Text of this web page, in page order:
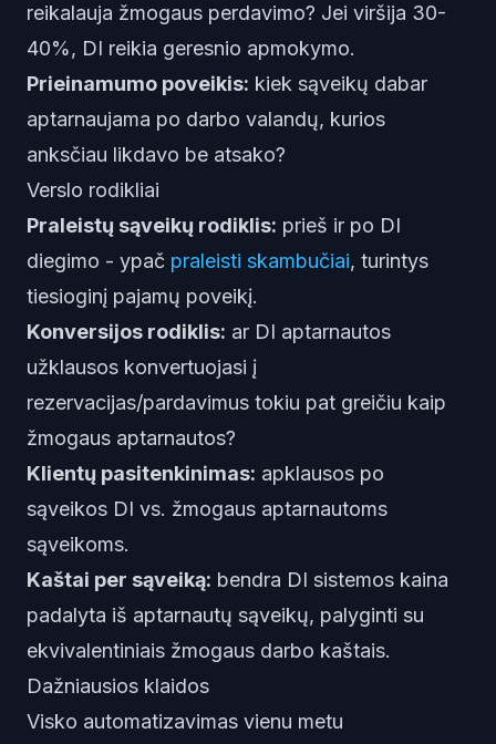
reikalauja žmogaus perdavimo? Jei viršija 30-
40%, DI reikia geresnio apmokymo.
Prieinamumo poveikis: kiek sąveikų dabar
aptarnaujama po darbo valandų, kurios
anksčiau likdavo be atsako?
Verslo rodikliai
Praleistų sąveikų rodiklis: prieš ir po DI
diegimo - ypač praleisti skambučiai, turintys
tiesioginį pajamų poveikį.
Konversijos rodiklis: ar DI aptarnautos
užklausos konvertuojasi į
rezervacijas/pardavimus tokiu pat greičiu kaip
žmogaus aptarnautos?
Klientų pasitenkinimas: apklausos po
sąveikos DI vs. žmogaus aptarnautoms
sąveikoms.
Kaštai per sąveiką: bendra DI sistemos kaina
padalyta iš aptarnautų sąveikų, palyginti su
ekvivalentiniais žmogaus darbo kaštais.
Dažniausios klaidos
Visko automatizavimas vienu metu